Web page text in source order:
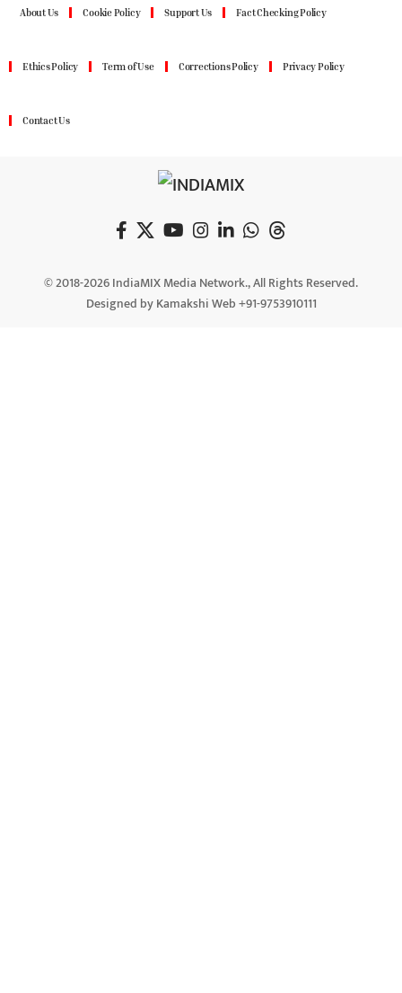
About Us Cookie Policy Support Us Fact Checking Policy
Ethics Policy Term of Use Corrections Policy Privacy Policy
Contact Us
© 2018-2026 IndiaMIX Media Network., All Rights Reserved.
Designed by Kamakshi Web +91-9753910111